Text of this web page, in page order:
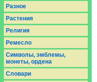
Разное
Растения
Религия
Ремесло
Символы, эмблемы,
монеты, ордена
Словари